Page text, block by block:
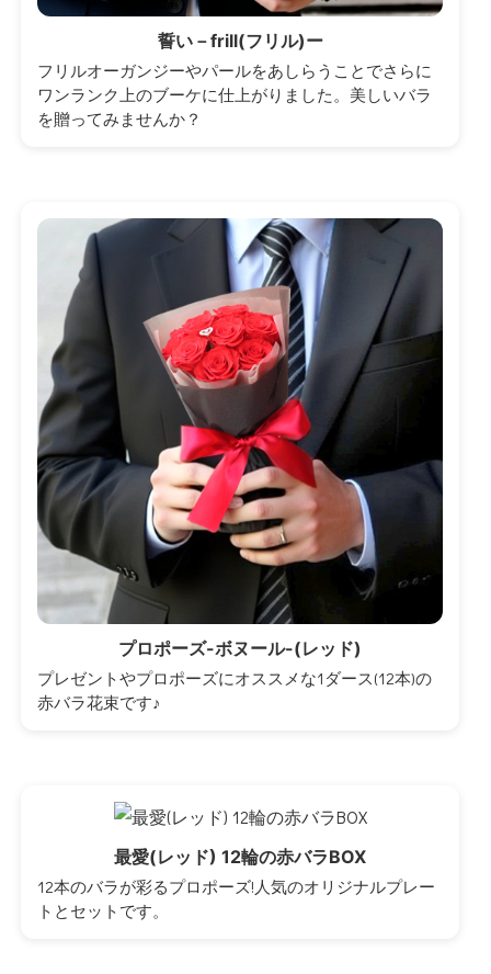
誓い－frill(フリル)ー
フリルオーガンジーやパールをあしらうことでさらに
ワンランク上のブーケに仕上がりました。美しいバラ
を贈ってみませんか？
プロポーズ-ボヌール-(レッド)
プレゼントやプロポーズにオススメな1ダース(12本)の
赤バラ花束です♪
最愛(レッド) 12輪の赤バラBOX
12本のバラが彩るプロポーズ!人気のオリジナルプレー
トとセットです。